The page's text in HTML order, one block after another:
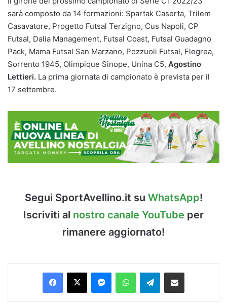
sarà composto da 14 formazioni: Spartak Caserta, Trilem
Casavatore, Progetto Futsal Terzigno, Cus Napoli, CP
Futsal, Dalia Management, Futsal Coast, Futsal Guadagno
Pack, Mama Futsal San Marzano, Pozzuoli Futsal, Flegrea,
Sorrento 1945, Olimpique Sinope, Unina C5, Agostino
Lettieri. La prima giornata di campionato è prevista per il
17 settembre.
Segui SportAvellino.it su WhatsApp!
Iscriviti al nostro canale YouTube per
rimanere aggiornato!
Facebook
X MessengerWhatsAppTelegramCondividi via Email